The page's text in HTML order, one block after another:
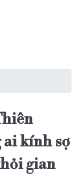
ai kính sợ
gian